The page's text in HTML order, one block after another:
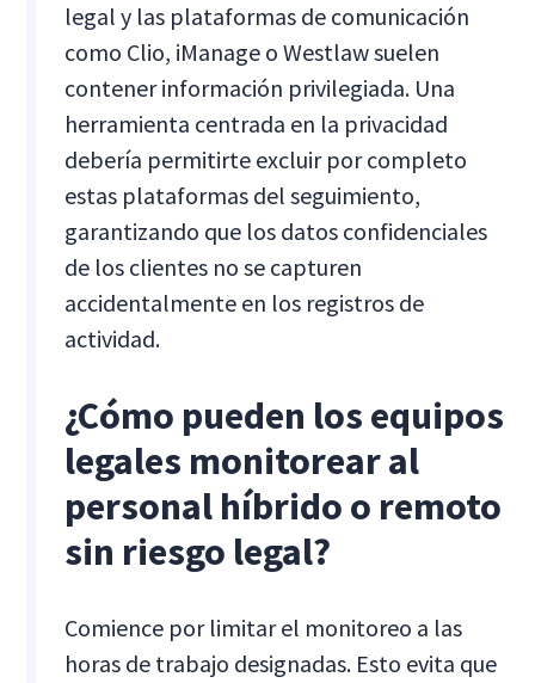
legal y las plataformas de comunicación
como Clio, iManage o Westlaw suelen
contener información privilegiada. Una
herramienta centrada en la privacidad
debería permitirte excluir por completo
estas plataformas del seguimiento,
garantizando que los datos confidenciales
de los clientes no se capturen
accidentalmente en los registros de
actividad.
¿Cómo pueden los equipos
legales monitorear al
personal híbrido o remoto
sin riesgo legal?
Comience por limitar el monitoreo a las
horas de trabajo designadas. Esto evita que